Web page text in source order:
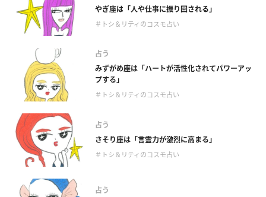
やぎ座は「人や仕事に振り回される」
＃トシ＆リティのコスモ占い
占う
みずがめ座は「ハートが活性化されてパワーアッ
プする」
＃トシ＆リティのコスモ占い
占う
さそり座は「言霊力が激烈に高まる」
＃トシ＆リティのコスモ占い
占う